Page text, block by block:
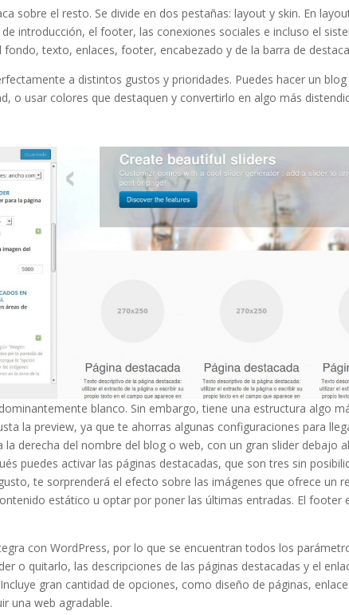
sobre el resto. Se divide en dos pestañas: layout y skin. En
introducción, el footer, las conexiones sociales e incluso el
fondo, texto, enlaces, footer, encabezado y de la barra de
a distintos gustos y prioridades. Puedes hacer un
o usar colores que destaquen y convertirlo en algo más
blanco. Sin embargo, tiene una estructura algo
la preview, ya que te ahorras algunas configuraciones para
la derecha del nombre del blog o web, con un gran slider debajo
puedes activar las páginas destacadas, que son tres sin
te sorprenderá el efecto sobre las imágenes que ofrece un
estático u optar por poner las últimas entradas. El footer
con WordPress, por lo que se encuentran todos los
o quitarlo, las descripciones de las páginas destacadas y el
gran cantidad de opciones, como diseño de páginas,
una web agradable.